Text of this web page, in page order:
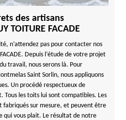
des artisans
TOITURE FACADE
n’attendez pas pour contacter nos
Depuis l’étude de votre projet
travail, nous serons là. Pour
Saint Sorlin, nous appliquons
Un procédé respectueux de
Tous les toits lui sont compatibles. Les
sur mesure, et peuvent être
qui vous plait. Le résultat de notre